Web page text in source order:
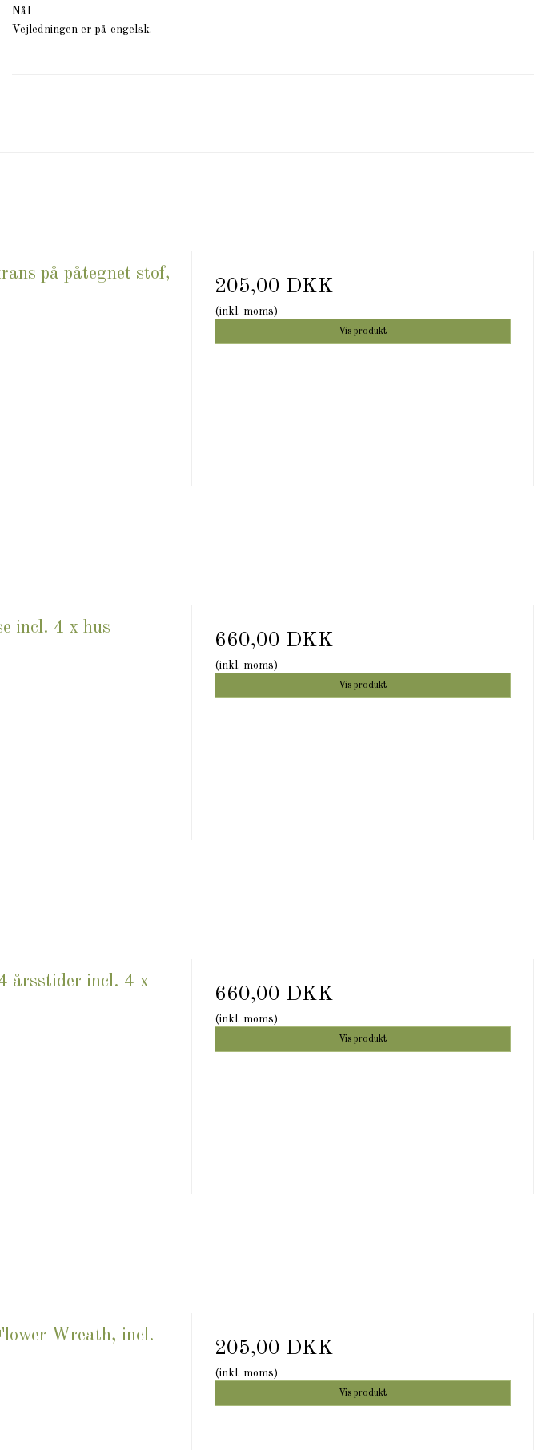
Nål
Vejledningen er på engelsk.
på påtegnet stof,
205,00 DKK
(inkl. moms)
Vis produkt
incl. 4 x hus
660,00 DKK
(inkl. moms)
Vis produkt
årsstider incl. 4 x
660,00 DKK
(inkl. moms)
Vis produkt
Wreath, incl.
205,00 DKK
(inkl. moms)
Vis produkt